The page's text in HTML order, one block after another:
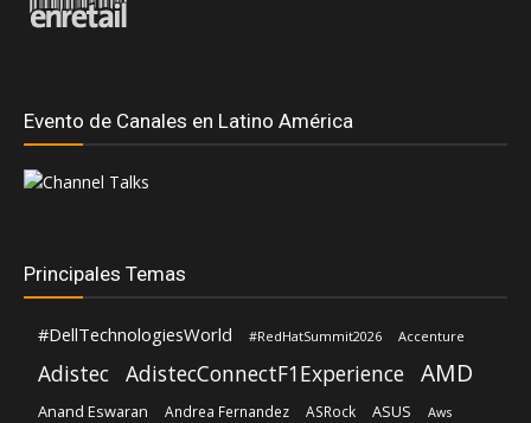
Evento de Canales en Latino América
Principales Temas
#DellTechnologiesWorld #RedHatSummit2026 Accenture
Adistec AdistecConnectF1Experience AMD
Anand Eswaran Andrea Fernandez ASRock ASUS Aws